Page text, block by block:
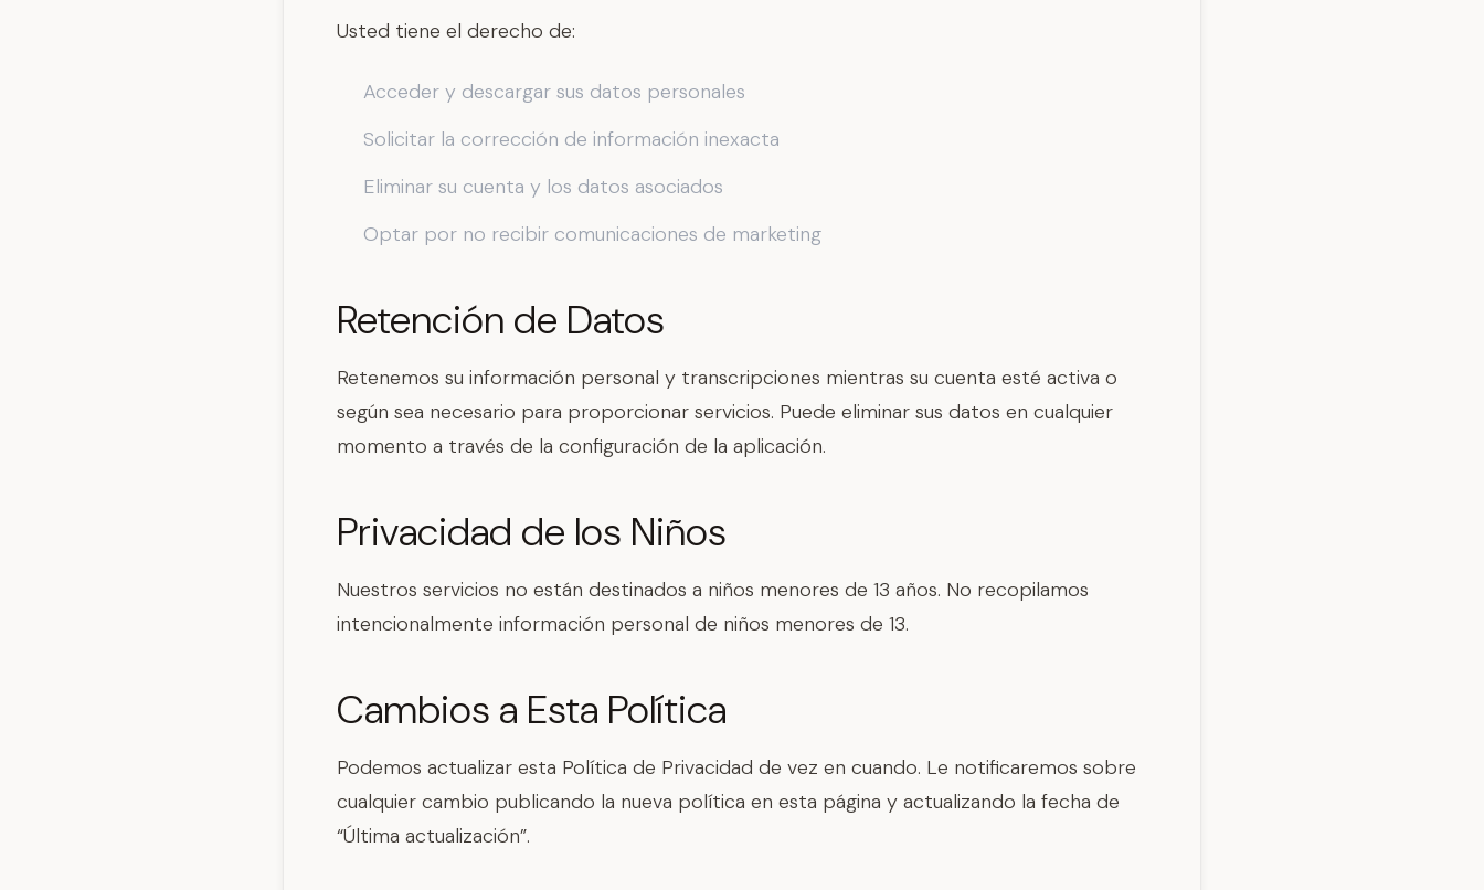
Usted tiene el derecho de:
Acceder y descargar sus datos personales
Solicitar la corrección de información inexacta
Eliminar su cuenta y los datos asociados
Optar por no recibir comunicaciones de marketing
Retención de Datos
Retenemos su información personal y transcripciones mientras su cuenta esté activa o
según sea necesario para proporcionar servicios. Puede eliminar sus datos en cualquier
momento a través de la configuración de la aplicación.
Privacidad de los Niños
Nuestros servicios no están destinados a niños menores de 13 años. No recopilamos
intencionalmente información personal de niños menores de 13.
Cambios a Esta Política
Podemos actualizar esta Política de Privacidad de vez en cuando. Le notificaremos sobre
cualquier cambio publicando la nueva política en esta página y actualizando la fecha de
“Última actualización”.